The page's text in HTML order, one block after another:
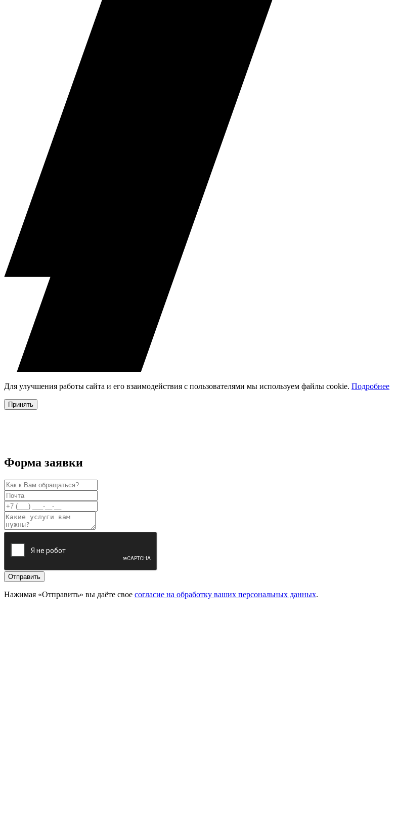
Для улучшения работы сайта и его взаимодействия с пользователями мы используем файлы cookie. Подробнее
Принять
Форма заявки
Отправить
Нажимая «Отправить» вы даёте свое согласие на обработку ваших персональных данных.